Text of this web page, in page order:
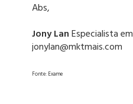
Abs,
Jony LanEspecialista
jonylan@mktmais.com
Fonte: Exame